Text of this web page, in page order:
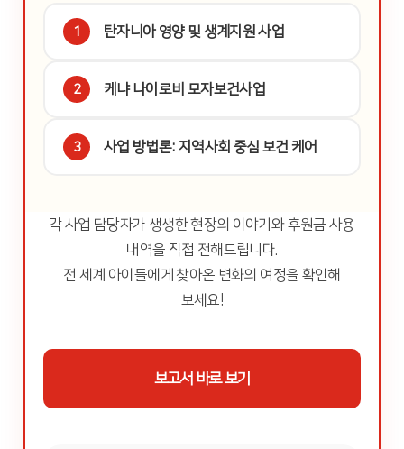
1 탄자니아 영양 및 생계지원 사업
2 케냐 나이로비 모자보건사업
3 사업 방법론: 지역사회 중심 보건 케어
각 사업 담당자가 생생한 현장의 이야기와 후원금 사용
내역을 직접 전해드립니다.
전 세계 아이들에게 찾아온 변화의 여정을 확인해
보세요!
보고서 바로 보기